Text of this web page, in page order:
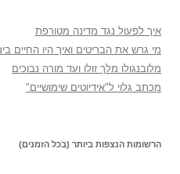
איך לפעול נגד מדינה מטורפת
מי גרש את הבריטים ואיך היו החיים
מלובנגולו מלך זולו ועד מורה נבוכים
מכתב גלוי ל"אידיוטים שימושיים"
הרשומות הנצפות ביותר (בכל הזמנים)